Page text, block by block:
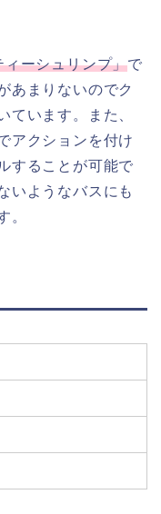
ィーシュリンプ」で
あまりないのでク
ています。また、
アクションを付け
することが可能で
いようなバスにも
。